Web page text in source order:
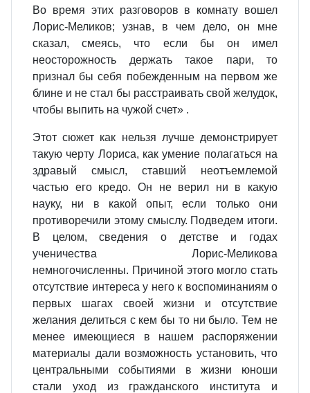
Во время этих разговоров в комнату вошел
Лорис-Меликов; узнав, в чем дело, он мне
сказал, смеясь, что если бы он имел
неосторожность держать такое пари, то
признал бы себя побежденным на первом же
блине и не стал бы расстраивать свой желудок,
чтобы выпить на чужой счет» .
Этот сюжет как нельзя лучше демонстрирует
такую черту Лориса, как умение полагаться на
здравый смысл, ставший неотъемлемой
частью его кредо. Он не верил ни в какую
науку, ни в какой опыт, если только они
противоречили этому смыслу. Подведем итоги.
В целом, сведения о детстве и годах
ученичества Лорис-Меликова
немногочисленны. Причиной этого могло стать
отсутствие интереса у него к воспоминаниям о
первых шагах своей жизни и отсутствие
желания делиться с кем бы то ни было. Тем не
менее имеющиеся в нашем распоряжении
материалы дали возможность установить, что
центральными событиями в жизни юноши
стали уход из гражданского института и